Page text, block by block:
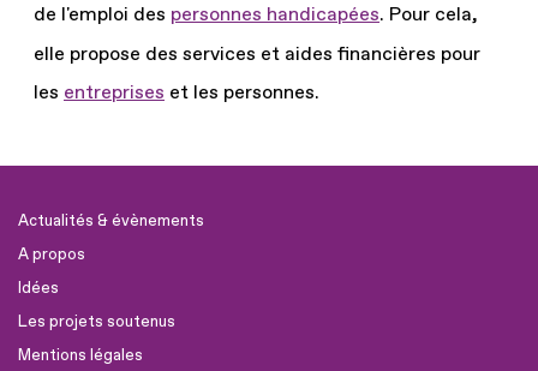
de l'emploi des personnes handicapées. Pour cela,
elle propose des services et aides financières pour
les entreprises et les personnes.
Actualités & évènements
A propos
Idées
Les projets soutenus
Mentions légales